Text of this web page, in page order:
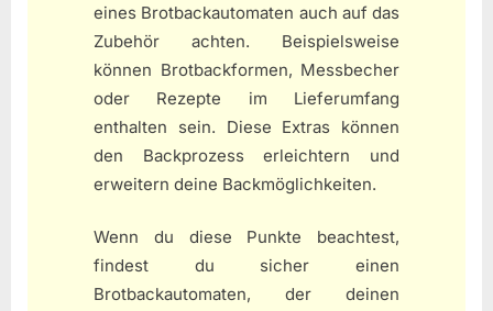
eines Brotbackautomaten auch auf das
Zubehör achten. Beispielsweise
können Brotbackformen, Messbecher
oder Rezepte im Lieferumfang
enthalten sein. Diese Extras können
den Backprozess erleichtern und
erweitern deine Backmöglichkeiten.
Wenn du diese Punkte beachtest,
findest du sicher einen
Brotbackautomaten, der deinen